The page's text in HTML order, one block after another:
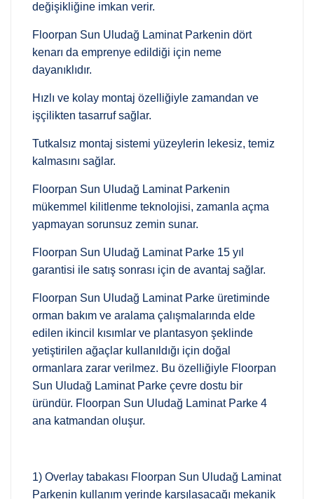
değişikliğine imkan verir.
Floorpan Sun Uludağ Laminat Parkenin dört
kenarı da emprenye edildiği için neme
dayanıklıdır.
Hızlı ve kolay montaj özelliğiyle zamandan ve
işçilikten tasarruf sağlar.
Tutkalsız montaj sistemi yüzeylerin lekesiz, temiz
kalmasını sağlar.
Floorpan Sun Uludağ Laminat Parkenin
mükemmel kilitlenme teknolojisi, zamanla açma
yapmayan sorunsuz zemin sunar.
Floorpan Sun Uludağ Laminat Parke 15 yıl
garantisi ile satış sonrası için de avantaj sağlar.
Floorpan Sun Uludağ Laminat Parke üretiminde
orman bakım ve aralama çalışmalarında elde
edilen ikincil kısımlar ve plantasyon şeklinde
yetiştirilen ağaçlar kullanıldığı için doğal
ormanlara zarar verilmez. Bu özelliğiyle Floorpan
Sun Uludağ Laminat Parke çevre dostu bir
üründür. Floorpan Sun Uludağ Laminat Parke 4
ana katmandan oluşur.
1) Overlay tabakası Floorpan Sun Uludağ Laminat
Parkenin kullanım yerinde karşılaşacağı mekanik